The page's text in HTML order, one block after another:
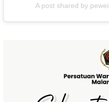
A post shared by